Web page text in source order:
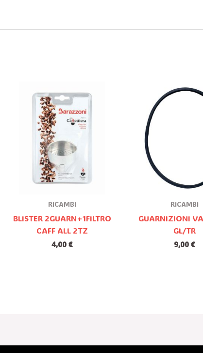
RICAMBI
BLISTER 2GUARN+1FILTRO
CAFF ALL 2TZ
4,00€
RICAMBI
GUARNIZIONI
GL/TR
9,00 €